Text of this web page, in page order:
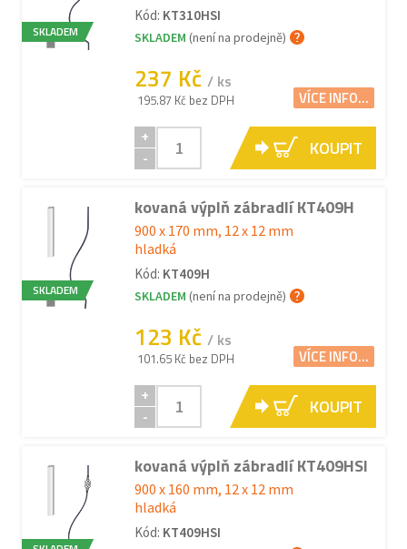
SKLADEM
Kód: KT310HSI
SKLADEM (není na prodejně)
237 Kč / ks
195.87 Kč bez DPH VÍCE INFO...
+
-
KOUPIT
SKLADEM
kovaná výplň zábradlí KT409H
900 x 170 mm, 12 x 12 mm
hladká
Kód: KT409H
SKLADEM (není na prodejně)
123 Kč / ks
101.65 Kč bez DPH VÍCE INFO...
+
-
KOUPIT
kovaná výplň zábradlí KT409HSI
900 x 160 mm, 12 x 12 mm
hladká
Kód: KT409HSI